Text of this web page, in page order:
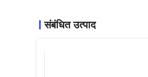
संबंधित उत्पाद